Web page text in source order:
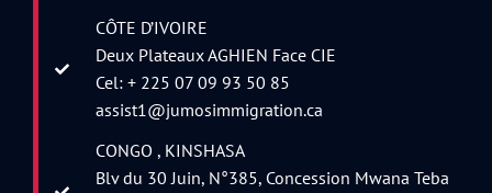
CÔTE D’IVOIRE
Deux Plateaux AGHIEN Face CIE
Cel: + 225 07 09 93 50 85
assist1@jumosimmigration.ca
CONGO , KINSHASA
Blv du 30 Juin, N°385, Concession Mwana Teba